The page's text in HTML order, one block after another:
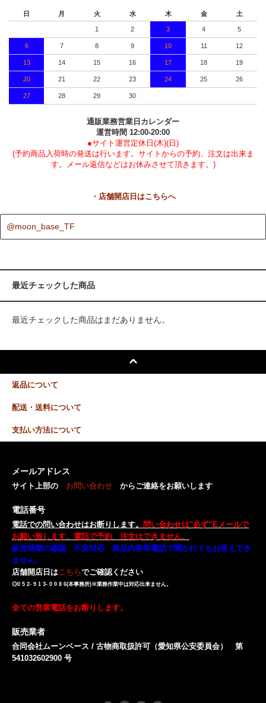
日 月 火 水 木 金 土
1 2 3 4 5
6 7 8 9 10 11 12
13 14 15 16 17 18 19
20 21 22 23 24 25 26
27 28 29 30
通販業務営業日カレンダー
運営時間 12:00-20:00
●サイト運営定休日(木)(日)
(予約商品入荷時の発送は行います。サイトからの予約、注文は出来ま
す。メール返信などはお休みさせて頂きます。)
・店舗開店日はこちらへ
@moon_base_TF
最近チェックした商品
最近チェックした商品はまだありません。
返品について
配送・送料について
支払い方法について
メールアドレス
サイト上部の お問い合わせ からご連絡をお願いします
電話番号
電話での問い合わせはお断りします。
問い合わせは"必ず”Eメールで
お願い致します。電話で予約、注文はできません。
販売時期の確認、不良対応、商品内容等電話で聞かれてもお答えでき
ません。
店舗開店日はこちらでご確認ください
◎0 5 2- 9 1 3- 0 0 8 6(本事務所)※業務作業中は対応出来ません。
全ての営業電話をお断りします。
販売業者
合同会社ムーンベース / 古物商取扱許可（愛知県公安委員会） 第
541032602900 号